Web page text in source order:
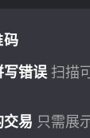
码
错误扫描
易 只需展